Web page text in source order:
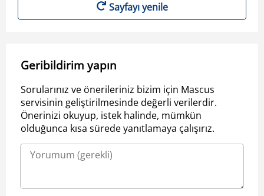
Sayfayı yenile
Geribildirim yapın
Sorularınız ve önerileriniz bizim için Mascus
servisinin geliştirilmesinde değerli verilerdir.
Önerinizi okuyup, istek halinde, mümkün
olduğunca kısa sürede yanıtlamaya çalışırız.